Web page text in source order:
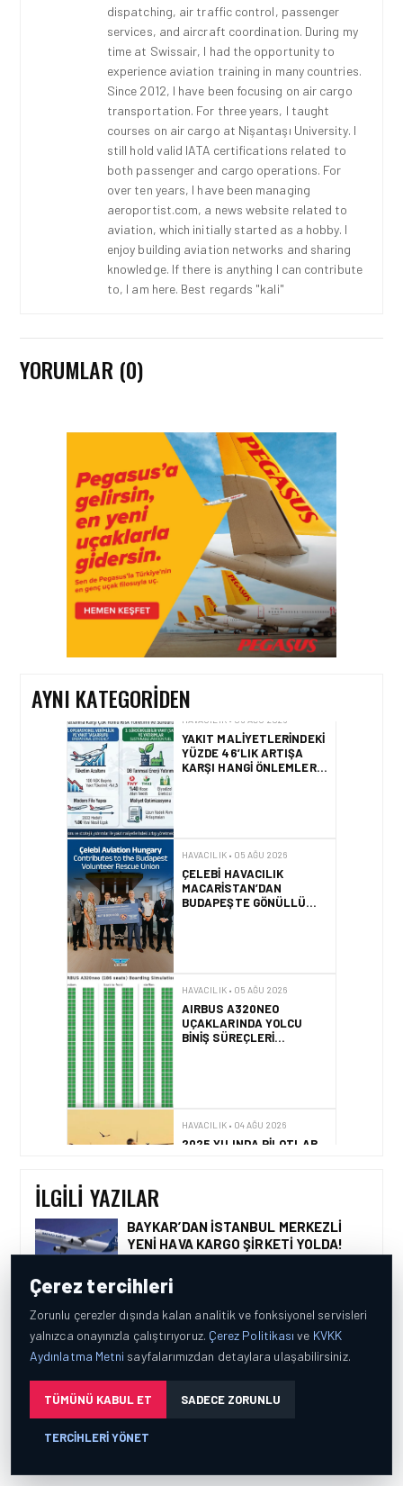
dispatching, air traffic control, passenger
services, and aircraft coordination. During my
time at Swissair, I had the opportunity to
experience aviation training in many countries.
Since 2012, I have been focusing on air cargo
transportation. For three years, I taught
courses on air cargo at Nişantaşı University. I
still hold valid IATA certifications related to
both passenger and cargo operations. For
over ten years, I have been managing
aeroportist.com, a news website related to
aviation, which initially started as a hobby. I
enjoy building aviation networks and sharing
knowledge. If there is anything I can contribute
to, I am here. Best regards "kali"
YORUMLAR (0)
AYNI KATEGORIDEN
STRATEJIK DÖNÜŞÜM
HAVACILIK • 06 AĞU 2026
HITIT BILIŞIM 500’DE
SEKTÖREL YAZILIM
BIRINCISI
HAVACILIK • 05 AĞU 2026
YAKIT MALIYETLERINDEKI
YÜZDE 46’LIK ARTIŞA
KARŞI HANGI ÖNLEMLER
ALINIYOR?
HAVACILIK • 05 AĞU 2026
ÇELEBI HAVACILIK
MACARISTAN’DAN
BUDAPEŞTE GÖNÜLLÜ
KURTARMA BIRLIĞI’NE
AIRBUS A320NEO
UÇAKLARINDA YOLCU
BINIŞ SÜREÇLERI
SIMÜLASYONLA TEST
ENÇOK KUŞ ÇARPMA
OLAYINI RAPOR ETTI
TÜRK HAVA YOLLARI’NIN
STRATEJIK DÖNÜŞÜM
HAVACILIK • 06 AĞU 2026
YAKIT MALIYETLERINDEKI
İLGILI YAZILAR
BAYKAR’DAN İSTANBUL MERKEZLI
YENI HAVA KARGO ŞIRKETI YOLDA!
DÖNÜŞÜM HIKAYESI: YIRMIBIRINCI
YÜZYIL GÖKTÜRKLERI
ÜSTE GÜNLÜK YOLCU SAYISI 71 BINI
Çerez tercihleri
Zorunlu çerezler dışında kalan analitik ve fonksiyonel servisleri
yalnızca onayınızla çalıştırıyoruz. Çerez Politikası ve KVKK
Aydınlatma Metni sayfalarımızdan detaylara ulaşabilirsiniz.
TÜMÜNÜ KABUL ET SADECE ZORUNLU
TERCIHLERI YÖNET